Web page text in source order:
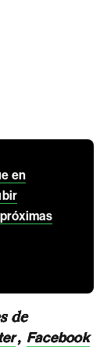
en
de
, Facebook